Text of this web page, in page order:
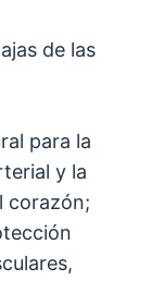
de las
para la
y la
corazón;